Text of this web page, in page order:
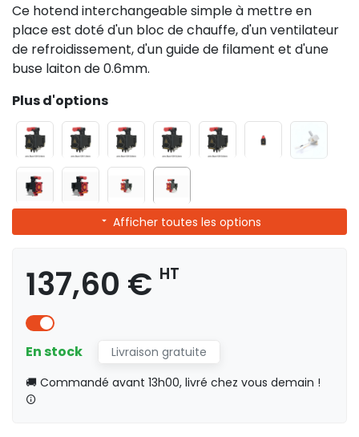
Ce hotend interchangeable simple à mettre en
place est doté d'un bloc de chauffe, d'un ventilateur
de refroidissement, d'un guide de filament et d'une
buse laiton de 0.6mm.
Plus d'options
Afficher toutes les options
137,60 € HT
En stock
Livraison gratuite
🚚 Commandé avant 13h00, livré chez vous demain !